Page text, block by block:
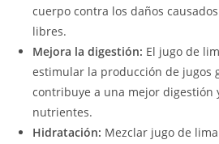
cuerpo contra los daños
libres.
Mejora la digestión: El jugo de
estimular la producción de jugos
contribuye a una mejor digestión
nutrientes.
Hidratación: Mezclar jugo de